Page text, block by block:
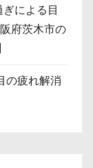
による目
府茨木市の
の疲れ解消